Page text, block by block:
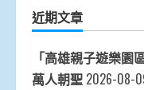
近期文章
「高雄親子遊樂
萬人朝聖 2026-08-